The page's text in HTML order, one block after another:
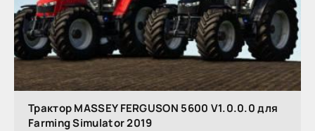
Трактор MASSEY FERGUSON 5600 V1.0.0.0 для
Farming Simulator 2019